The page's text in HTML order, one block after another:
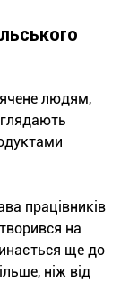
людям,
працівників
на
ще до
ніж від